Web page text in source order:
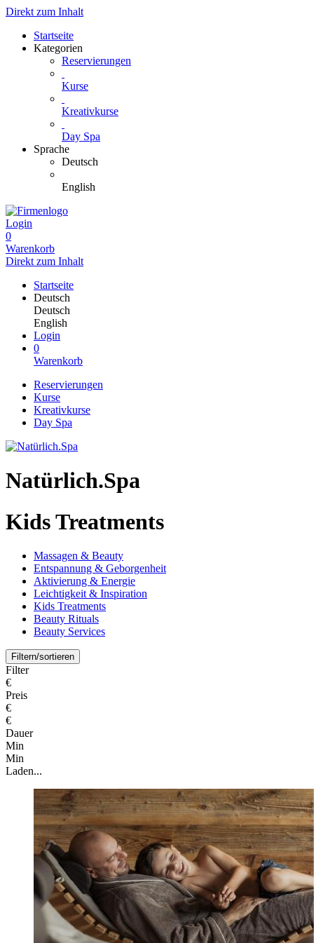
Direkt zum Inhalt
Startseite
Kategorien
Reservierungen
Kurse
Kreativkurse
Day Spa
Sprache
Deutsch
English
Login
0
Warenkorb
Direkt zum Inhalt
Startseite
Deutsch
Deutsch
English
Login
0
Warenkorb
Reservierungen
Kurse
Kreativkurse
Day Spa
Natürlich.Spa
Kids Treatments
Massagen & Beauty
Entspannung & Geborgenheit
Aktivierung & Energie
Leichtigkeit & Inspiration
Kids Treatments
Beauty Rituals
Beauty Services
Filtern/sortieren
Filter
€
Preis
€
€
Dauer
Min
Min
Laden...